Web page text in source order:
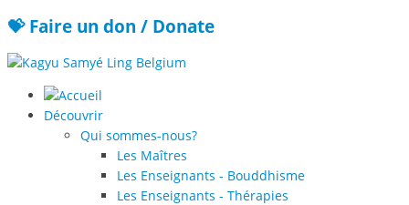
💝 Faire un don / Donate
Découvrir
Qui sommes-nous?
Les Maîtres
Les Enseignants - Bouddhisme
Les Enseignants - Thérapies